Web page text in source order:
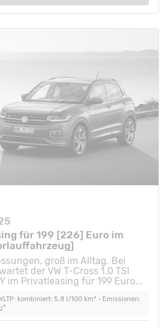
für 199 [226] Euro im
groß im Alltag. Bei
der VW T-Cross 1.0 TSI
im Privatleasing für 199 Euro...
kombiniert: 5,8 l/100 km* • Emissionen:
2*